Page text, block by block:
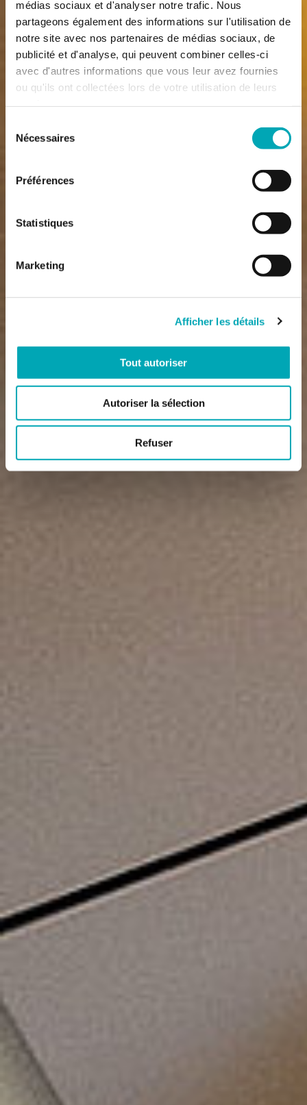
médias sociaux et d'analyser notre trafic. Nous
partageons également des informations sur l'utilisation de
notre site avec nos partenaires de médias sociaux, de
publicité et d'analyse, qui peuvent combiner celles-ci
avec d'autres informations que vous leur avez fournies
ou qu'ils ont collectées lors de votre utilisation de leurs
Nécessaires
Préférences
Statistiques
Marketing
Afficher les détails
Tout autoriser
Autoriser la sélection
Refuser